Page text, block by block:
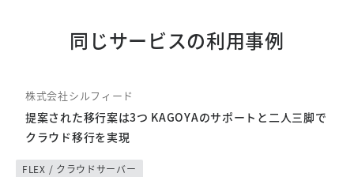
同じサービスの利用事例
提案された移行案は3つ KAGOYAのサポートと二人三脚で
クラウド移行を実現
株式会社シルフィード
FLEX / クラウドサーバー